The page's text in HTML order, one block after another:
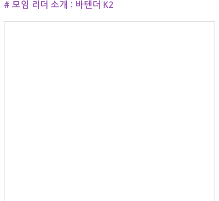
# 모임 리더 소개 : 바텐더 K2